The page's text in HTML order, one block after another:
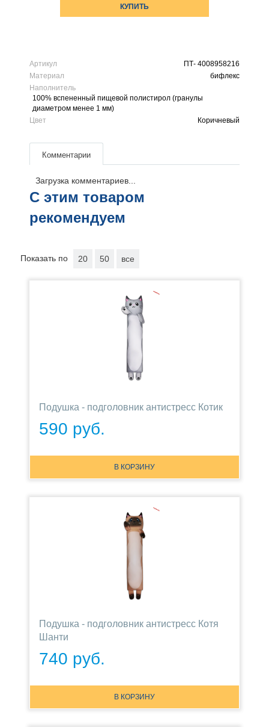
КУПИТЬ
Артикул
ПТ- 4008958216
Материал
бифлекс
Наполнитель
100% вспененный пищевой полистирол (гранулы
диаметром менее 1 мм)
Цвет
Коричневый
Комментарии
Загрузка комментариев...
С этим товаром
рекомендуем
Показать по 20 50 все
Подушка - подголовник антистресс Котик
590 руб.
В КОРЗИНУ
Подушка - подголовник антистресс Котя
Шанти
740 руб.
В КОРЗИНУ